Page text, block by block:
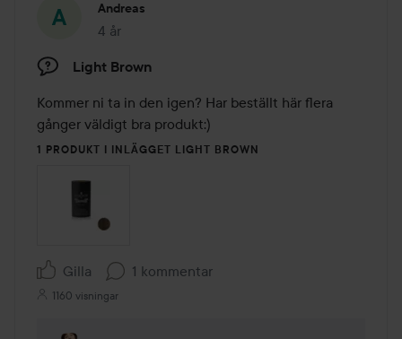
Andreas
4 år
Inlägget skapades 4 år
Light Brown
Kommer ni ta in den igen? Har beställt här flera
gånger väldigt bra produkt:)
1 PRODUKT I INLÄGGET LIGHT BROWN
Gilla 1 kommentar
1160 visningar